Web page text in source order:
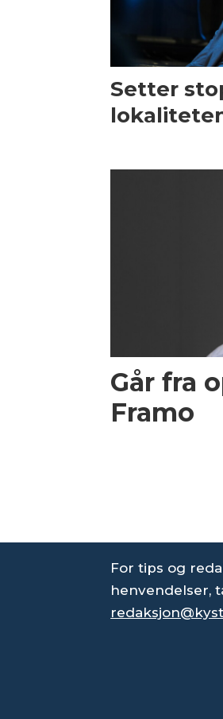
Setter
Går fra
Framo
For tips og
henvendelser,